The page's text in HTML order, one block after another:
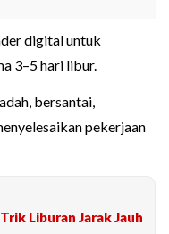
digital untuk
3–5 hari libur.
bersantai,
pekerjaan
Liburan Jarak Jauh